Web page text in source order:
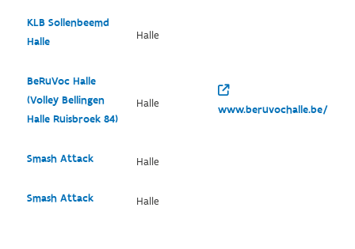
KLB Sollenbeemd
Halle
Halle
BeRuVoc Halle
(Volley Bellingen
Halle Ruisbroek 84)
Halle www.beruvochalle.be/
Smash Attack Halle
Smash Attack Halle